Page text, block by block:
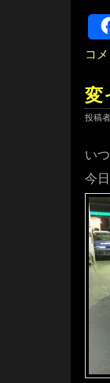
コ
変
投稿
い
今